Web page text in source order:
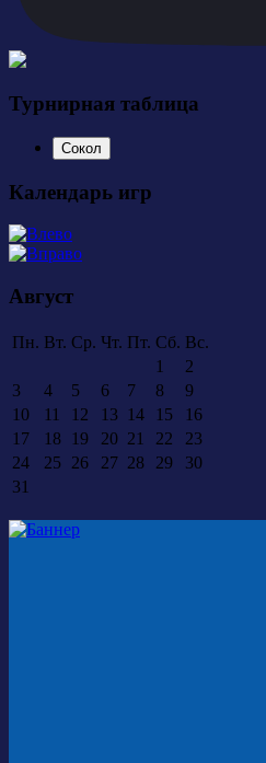
Турнирная таблица
Сокол
Календарь игр
Август
Пн. Вт. Ср. Чт. Пт. Сб. Вс.
1
2
3
4 5 6 7 8
9
10
11 12 13 14 15
16
17
18 19 20 21 22
23
24
25 26 27 28 29
30
31